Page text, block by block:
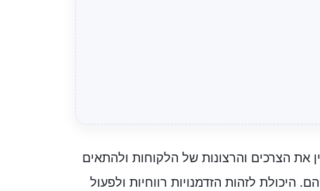
את הצרכים והרצונות של הלקוחות ולהתאים
היכולת לזהות הזדמנויות רווחיות ולפעול